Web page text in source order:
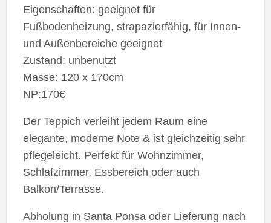
Eigenschaften: geeignet für
Fußbodenheizung, strapazierfähig, für Innen-
und Außenbereiche geeignet
Zustand: unbenutzt
Masse: 120 x 170cm
NP:170€
Der Teppich verleiht jedem Raum eine
elegante, moderne Note & ist gleichzeitig sehr
pflegeleicht. Perfekt für Wohnzimmer,
Schlafzimmer, Essbereich oder auch
Balkon/Terrasse.
Abholung in Santa Ponsa oder Lieferung nach